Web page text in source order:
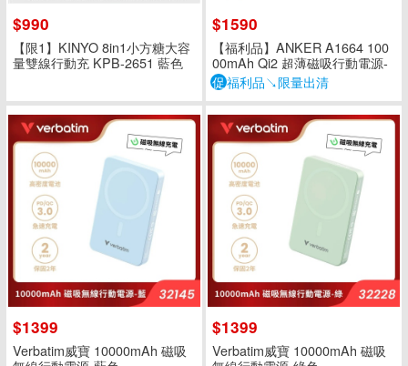
$990
【限1】KINYO 8in1小方糖大容
量雙線行動充 KPB-2651 藍色
$1590
【福利品】ANKER A1664 100
00mAh Qi2 超薄磁吸行動電源-
綠
促福利品↘限量出清
$1399
Verbatim威寶 10000mAh 磁吸
$1399
Verbatim威寶 10000mAh 磁吸